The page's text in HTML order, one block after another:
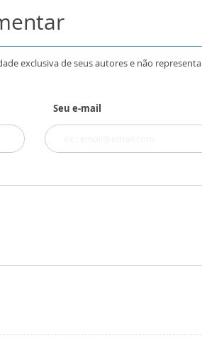
exclusiva de seus autores e não
Seu e-mail